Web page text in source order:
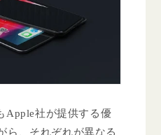
Apple社が提供する優
ら、それぞれが異なる